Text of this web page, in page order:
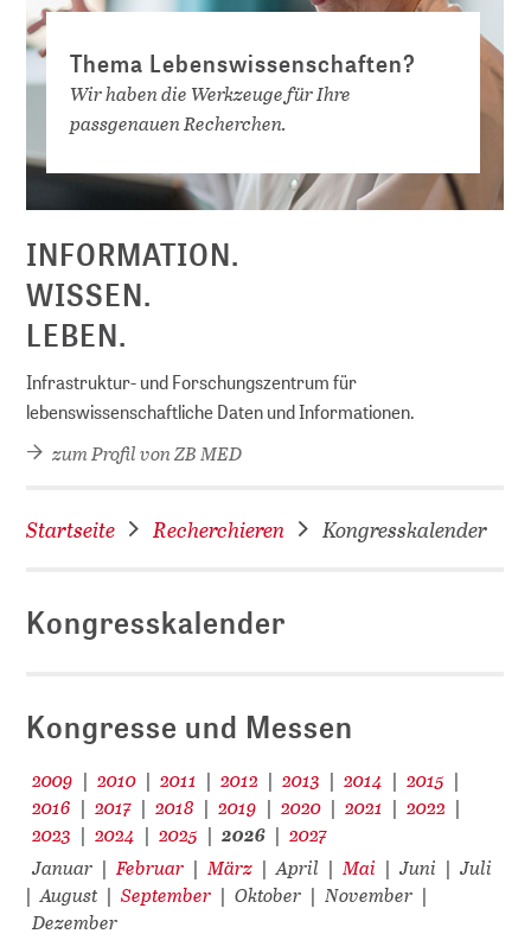
Thema Lebenswissenschaften?
Wir haben die Werkzeuge für Ihre
passgenauen Recherchen.
INFORMATION.
WISSEN.
LEBEN.
Infrastruktur- und Forschungszentrum für
lebenswissenschaftliche Daten und Informationen.
zum Profil von ZB MED
Startseite Recherchieren Kongresskalender
Kongresskalender
Kongresse und Messen
2009 | 2010 | 2011 | 2012 | 2013 | 2014 | 2015 |
2016 | 2017 | 2018 | 2019 | 2020 | 2021 | 2022 |
2023 | 2024 | 2025 | 2026 | 2027
Januar | Februar | März | April | Mai | Juni | Juli
| August | September | Oktober | November |
Dezember